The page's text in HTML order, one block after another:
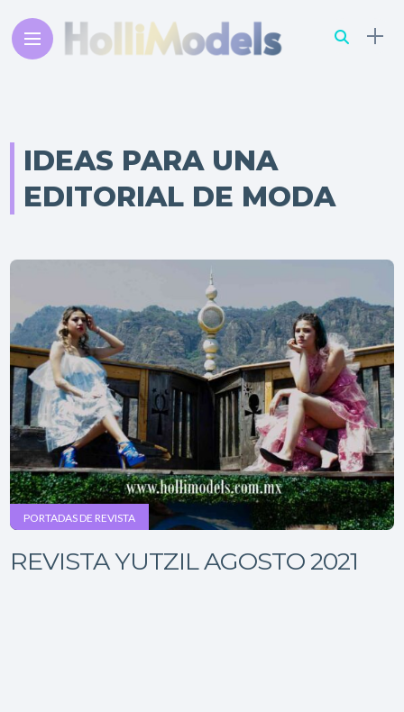
IDEAS PARA UNA
EDITORIAL DE MODA
PORTADAS DE REVISTA
REVISTA YUTZIL AGOSTO 2021